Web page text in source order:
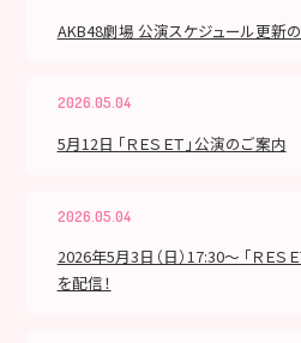
AKB48劇場 公演スケジュール更新
2026.05.04
5月12日 「ＲＥＳＥＴ」公演のご案内
2026.05.04
2026年5月3日（日）17:30～ 「ＲＥＳ
を配信！